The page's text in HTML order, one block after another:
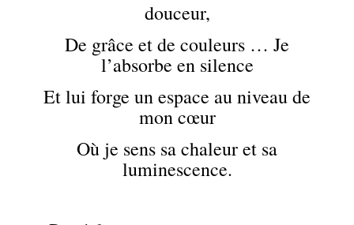
douceur,
De grâce et de couleurs … Je
l’absorbe en silence
Et lui forge un espace au niveau de
mon cœur
Où je sens sa chaleur et sa
luminescence.